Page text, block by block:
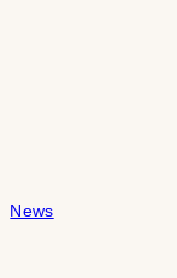
News